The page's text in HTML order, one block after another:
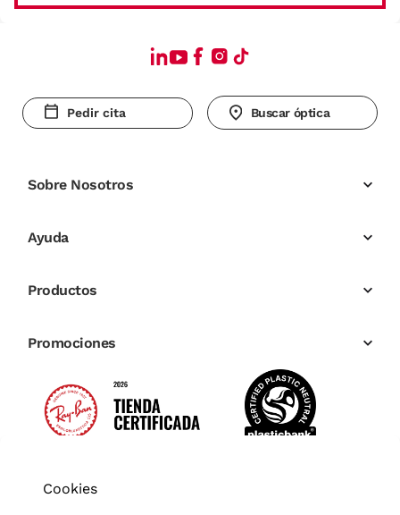
Pedir cita Buscar óptica
Sobre Nosotros
Ayuda
Productos
Promociones
Cookies